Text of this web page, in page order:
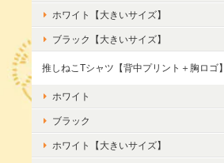
ホワイト【大きいサイズ】
ブラック【大きいサイズ】
推しねこTシャツ【背中プリント＋胸ロゴ】
ホワイト
ブラック
ホワイト【大きいサイズ】